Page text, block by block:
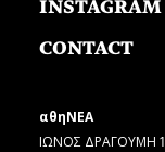
INSTAGRAM
CONTACT
αθηΝΕΑ
ΙΩΝΟΣ ΔΡΑΓΟΥΜΗ 1